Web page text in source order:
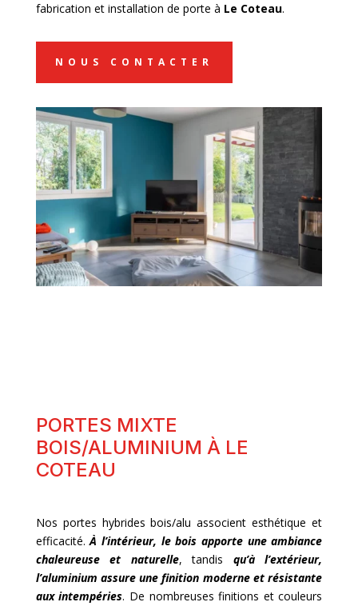
fabrication et installation de porte à Le Coteau.
NOUS CONTACTER
PORTES MIXTE
BOIS/ALUMINIUM À LE
COTEAU
Nos portes hybrides bois/alu associent esthétique et
efficacité.À l’intérieur, le bois apporte une ambiance
chaleureuse et naturelle, tandis qu’à l’extérieur,
l’aluminium assure une finition moderne et résistante
aux intempéries. De nombreuses finitions et couleurs